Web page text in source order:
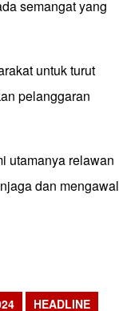
semangat yang
untuk turut
pelanggaran
utamanya relawan
dan mengawal
HEADLINE